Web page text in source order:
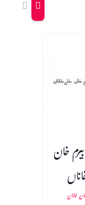
خان
خانان